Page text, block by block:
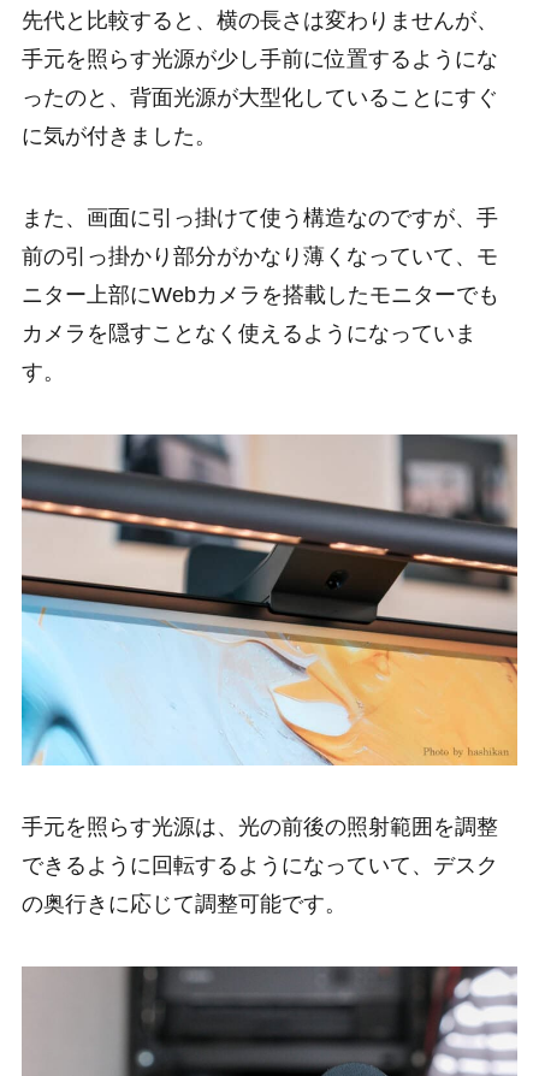
先代と比較すると、横の長さは変わりませんが、
手元を照らす光源が少し手前に位置するようにな
ったのと、背面光源が大型化していることにすぐ
に気が付きました。
また、画面に引っ掛けて使う構造なのですが、手
前の引っ掛かり部分がかなり薄くなっていて、モ
ニター上部にWebカメラを搭載したモニターでも
カメラを隠すことなく使えるようになっていま
す。
手元を照らす光源は、光の前後の照射範囲を調整
できるように回転するようになっていて、デスク
の奥行きに応じて調整可能です。